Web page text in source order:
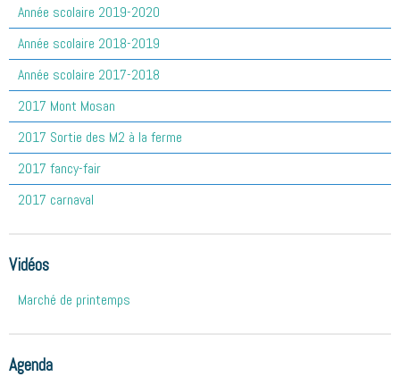
Année scolaire 2019-2020
Année scolaire 2018-2019
Année scolaire 2017-2018
2017 Mont Mosan
2017 Sortie des M2 à la ferme
2017 fancy-fair
2017 carnaval
Vidéos
Marché de printemps
Agenda